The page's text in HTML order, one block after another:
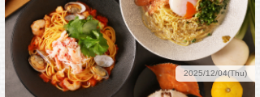
2025/12/04(Thu)